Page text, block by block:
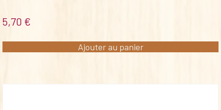
5,70 €
Ajouter au panier